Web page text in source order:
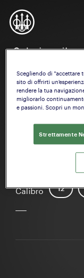
Seleziona il
A400
Calibro 12
Scegliendo di "accettare
sito di offrirti
rendere la tua
migliorarlo
e passioni. Scopri un
Strettamente